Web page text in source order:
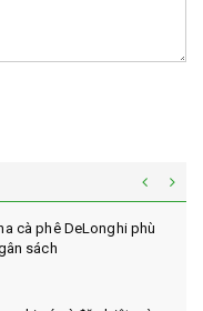
cà phê DeLonghi phù
sách